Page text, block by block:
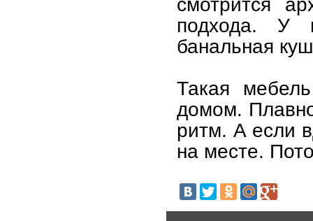
подхода. У
банальная
Такая
домом.
ритм. А если
на месте.